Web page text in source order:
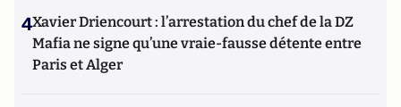
4Xavier Driencourt : l’arrestation du chef de la DZ
Mafia ne signe qu’une vraie-fausse détente entre
Paris et Alger